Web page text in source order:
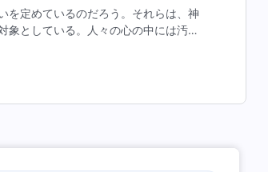
を定めているのだろう。それらは、神
象としている。人々の心の中には汚れ